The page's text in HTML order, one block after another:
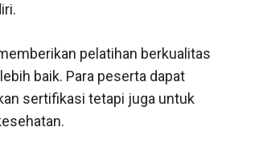
pelatihan berkualitas
baik. Para peserta dapat
sertifikasi tetapi juga untuk